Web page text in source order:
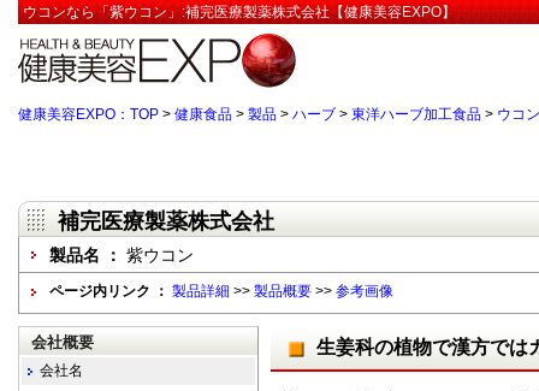
ウコンなら「紫ウコン」:補完医療製薬株式会社【健康美容EXPO】
健康美容EXPO：TOP > 健康食品 > 製品 > ハーブ > 東洋ハーブ加工食品 > ウコン
補完医療製薬株式会社
製品名 ： 紫ウコン
ページ内リンク ： 製品詳細 >> 製品概要 >> 参考画像
生姜科の植物で漢方では
会社概要
会社名